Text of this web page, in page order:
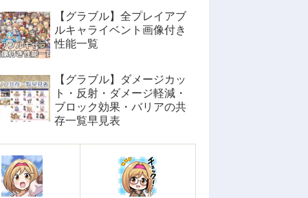
【グラブル】全プレイアブ
ルキャライベント画像付き
性能一覧
【グラブル】ダメージカッ
ト・反射・ダメージ軽減・
ブロック効果・バリアの共
存一覧早見表